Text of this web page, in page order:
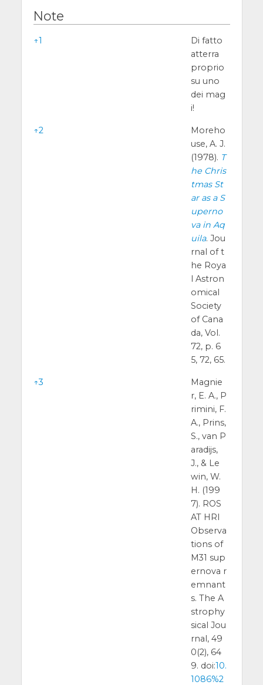
Note
Note
↑1
Di fatto
atterra
proprio
su uno
dei mag
i!
↑2
Moreho
use, A. J.
(1978). T
he Chris
tmas St
ar as a S
uperno
va in Aq
uila. Jou
rnal of t
he Roya
l Astron
omical
Society
of Cana
da, Vol.
72, p. 6
5, 72, 65.
↑3
Magnie
r, E. A., P
rimini, F.
A., Prins,
S., van P
aradijs,
J., & Le
win, W.
H. (199
7). ROS
AT HRI
Observa
tions of
M31 sup
ernova r
emnant
s. The A
strophy
sical Jou
rnal, 49
0(2), 64
9. doi:10.
1086%2